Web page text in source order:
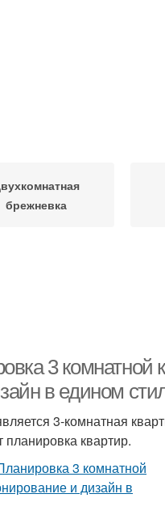
брежневка
3 комнатной
в едином
3-комнатная
планировка квартир.